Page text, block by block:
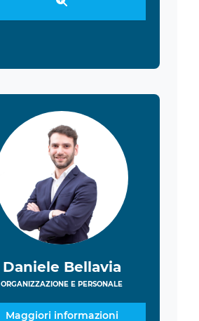
Daniele Bellavia
ORGANIZZAZIONE E PERSONALE
Maggiori informazioni